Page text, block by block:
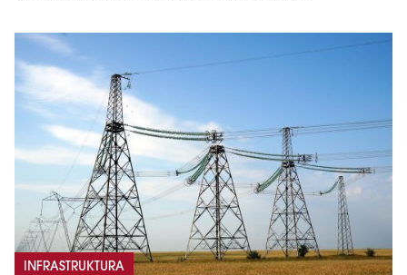
INFRASTRUKTURA